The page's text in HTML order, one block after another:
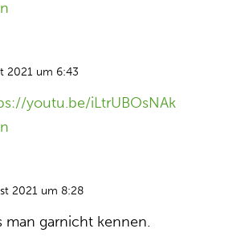
2021 um 6:43
youtu.be/iLtrUBOsNAk
2021 um 8:28
man garnicht kennen.